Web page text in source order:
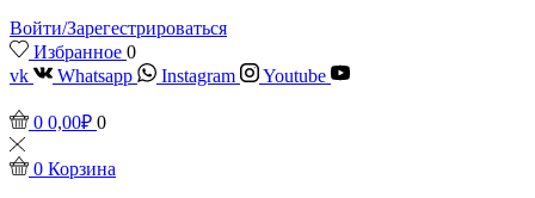
Войти/Зарегестрироваться
Избранное 0
vk
Whatsapp Instagram Youtube
0 0,00₽ 0
0 Корзина